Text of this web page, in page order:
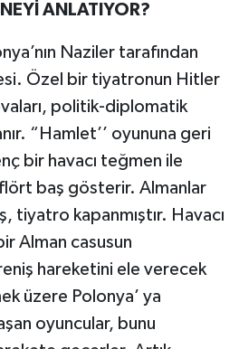
ANLATIYOR?
Naziler tarafından
Özel bir tiyatronun Hitler
politik-diplomatik
“Hamlet’’ oyununa geri
bir havacı teğmen ile
baş gösterir. Almanlar
tiyatro kapanmıştır. Havacı
Alman casusun
hareketini ele verecek
üzere Polonya’ ya
oyuncular, bunu